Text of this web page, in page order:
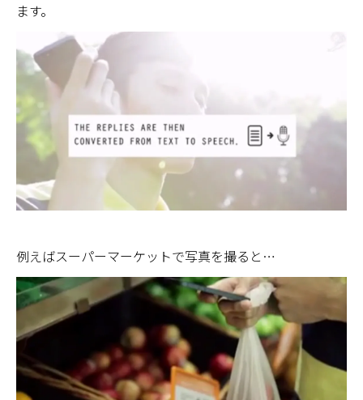
ます。
例えばスーパーマーケットで写真を撮ると…